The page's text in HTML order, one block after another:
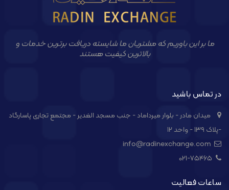
ما بر این باوریم که مشتریان ما شایسته دریافت برترین خدمات و
بالاترین کیفیت هستند
در تماس باشید
میدان مادر - بلوار میرداماد - جنب مسجد الغدیر - مجتمع تجاری پاسارگاد
-پلاک ۱۳۹ - واحد ۱۲
021-۷۵۴۶۵
ساعات فعالیت